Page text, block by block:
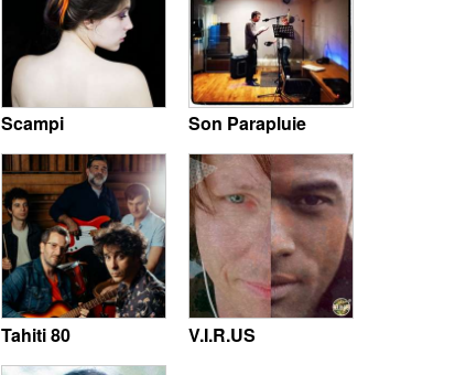
Scampi Son Parapluie
Tahiti 80 V.I.R.US